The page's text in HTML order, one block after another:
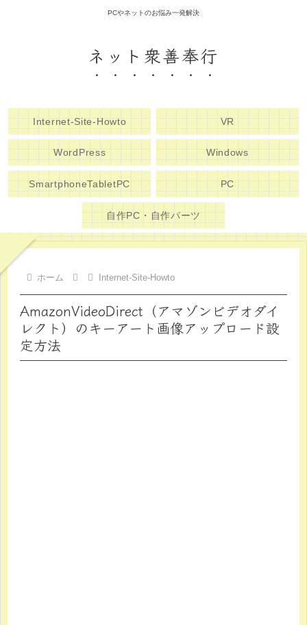
PCやネットのお悩み一発解決
ネット衆善奉行
Internet-Site-Howto VR
WordPress Windows
SmartphoneTabletPC PC
自作PC・自作パーツ
ホーム Internet-Site-Howto
AmazonVideoDirect（アマゾンビデオダイ
レクト）のキーアート画像アップロード設
定方法